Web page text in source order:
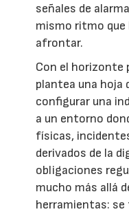
señales de
mismo ritmo que
afrontar.
Con el horizonte
plantea una hoja
configurar una
a un entorno
físicas,
derivados de la
obligaciones
mucho más allá
herramientas: se